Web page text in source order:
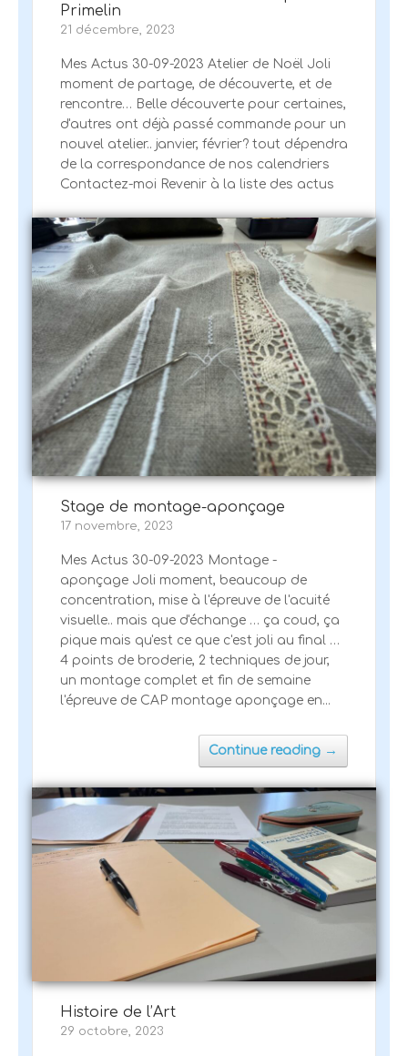
Primelin
21 décembre, 2023
Mes Actus 30-09-2023 Atelier de Noël Joli
moment de partage, de découverte, et de
rencontre… Belle découverte pour certaines,
d'autres ont déjà passé commande pour un
nouvel atelier.. janvier, février? tout dépendra
de la correspondance de nos calendriers
Contactez-moi Revenir à la liste des actus
Stage de montage-aponçage
17 novembre, 2023
Mes Actus 30-09-2023 Montage -
aponçage Joli moment, beaucoup de
concentration, mise à l'épreuve de l'acuité
visuelle.. mais que d'échange … ça coud, ça
pique mais qu'est ce que c'est joli au final …
4 points de broderie, 2 techniques de jour,
un montage complet et fin de semaine
l'épreuve de CAP montage aponçage en...
Continue reading →
Histoire de l’Art
29 octobre, 2023